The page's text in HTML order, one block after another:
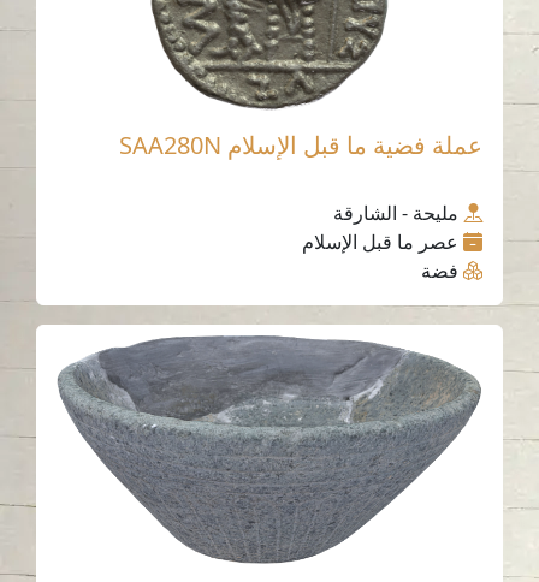
عملة فضية ما قبل الإسلام SAA280N
مليحة - الشارقة
عصر ما قبل الإسلام
فضة